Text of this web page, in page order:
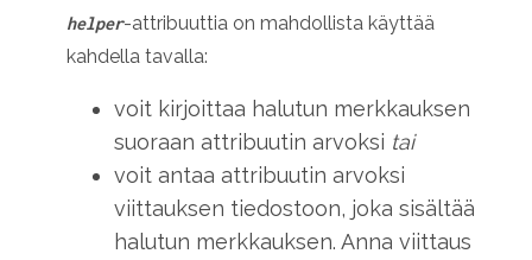
helper-attribuuttia on mahdollista käyttää
kahdella tavalla:
voit kirjoittaa halutun merkkauksen
suoraan attribuutin arvoksi tai
voit antaa attribuutin arvoksi
viittauksen tiedostoon, joka sisältää
halutun merkkauksen. Anna viittaus